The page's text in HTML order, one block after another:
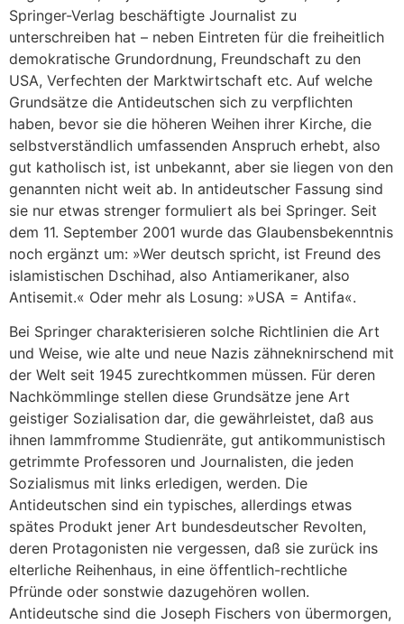
Springer-Verlag beschäftigte Journalist zu
unterschreiben hat – neben Eintreten für die freiheitlich
demokratische Grundordnung, Freundschaft zu den
USA, Verfechten der Marktwirtschaft etc. Auf welche
Grundsätze die Antideutschen sich zu verpflichten
haben, bevor sie die höheren Weihen ihrer Kirche, die
selbstverständlich umfassenden Anspruch erhebt, also
gut katholisch ist, ist unbekannt, aber sie liegen von den
genannten nicht weit ab. In antideutscher Fassung sind
sie nur etwas strenger formuliert als bei Springer. Seit
dem 11. September 2001 wurde das Glaubensbekenntnis
noch ergänzt um: »Wer deutsch spricht, ist Freund des
islamistischen Dschihad, also Antiamerikaner, also
Antisemit.« Oder mehr als Losung: »USA = Antifa«.
Bei Springer charakterisieren solche Richtlinien die Art
und Weise, wie alte und neue Nazis zähneknirschend mit
der Welt seit 1945 zurechtkommen müssen. Für deren
Nachkömmlinge stellen diese Grundsätze jene Art
geistiger Sozialisation dar, die gewährleistet, daß aus
ihnen lammfromme Studienräte, gut antikommunistisch
getrimmte Professoren und Journalisten, die jeden
Sozialismus mit links erledigen, werden. Die
Antideutschen sind ein typisches, allerdings etwas
spätes Produkt jener Art bundesdeutscher Revolten,
deren Protagonisten nie vergessen, daß sie zurück ins
elterliche Reihenhaus, in eine öffentlich-rechtliche
Pfründe oder sonstwie dazugehören wollen.
Antideutsche sind die Joseph Fischers von übermorgen,